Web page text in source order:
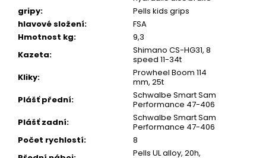
gripy:
Pells kids grips
hlavové složení:
FSA
Hmotnost kg:
9,3
Kazeta:
Shimano CS-HG31, 8
speed 11-34t
Kliky:
Prowheel Boom 114
mm, 25t
Plášť přední:
Schwalbe Smart Sam
Performance 47-406
Plášť zadní:
Schwalbe Smart Sam
Performance 47-406
Počet rychlostí:
8
Pells UL alloy, 20h,
u
u